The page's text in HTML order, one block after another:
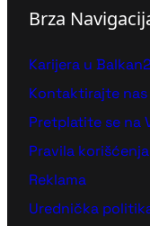
Brza
Karijera u
Kontaktirajte nas
Pretplatite se na
Pravila korišćenja
Reklama
Urednička